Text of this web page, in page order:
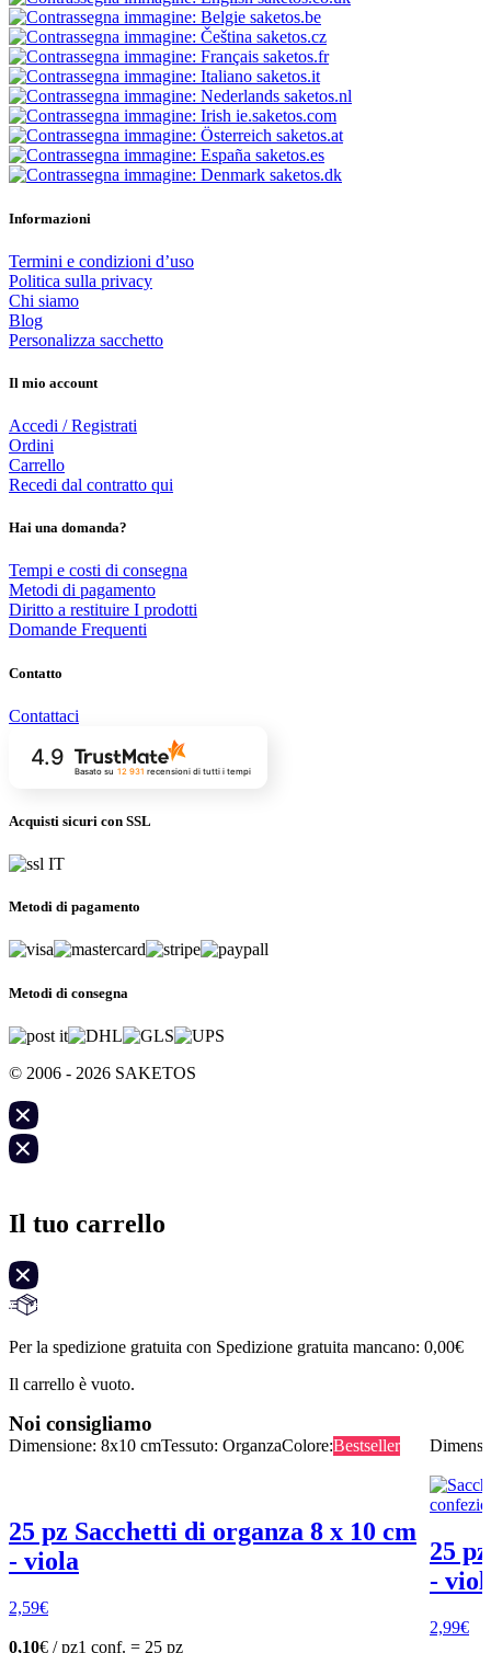
saketos.be
saketos.cz
saketos.fr
saketos.it
saketos.nl
ie.saketos.com
saketos.at
saketos.es
saketos.dk
Informazioni
Termini e condizioni d’uso
Politica sulla privacy
Chi siamo
Blog
Personalizza sacchetto
Il mio account
Accedi / Registrati
Ordini
Carrello
Recedi dal contratto qui
Hai una domanda?
Tempi e costi di consegna
Metodi di pagamento
Diritto a restituire I prodotti
Domande Frequenti
Contatto
Contattaci
4.9
Basato su 12 931 recensioni di tutti i tempi
Acquisti sicuri con SSL
Metodi di pagamento
Metodi di consegna
© 2006 - 2026 SAKETOS
Il tuo carrello
Per la spedizione gratuita con Spedizione gratuita mancano: 0,00€
Il carrello è vuoto.
Noi consigliamo
Dimensione: 8x10 cmTessuto: OrganzaColore:Bestseller
25 pz Sacchetti di organza 8 x 10 cm
- viola
2,59€
0,10€ / pz1 conf. = 25 pz
25
-
2,99€